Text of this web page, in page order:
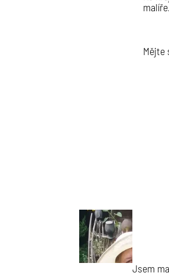
malíře.
Mějte
Jsem